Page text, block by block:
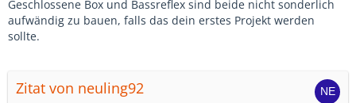
Geschlossene Box und Bassreflex sind beide nicht sonderlich
aufwändig zu bauen, falls das dein erstes Projekt werden
sollte.
Zitat von neuling92